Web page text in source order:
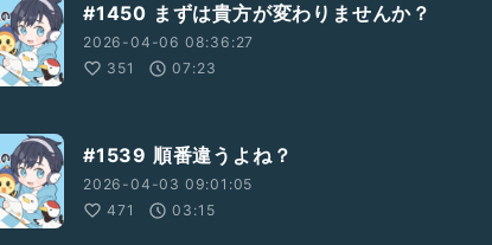
#1450 まずは貴方が変わりませんか？
2026-04-06 08:36:27
351
07:23
#1539 順番違うよね？
2026-04-03 09:01:05
471
03:15